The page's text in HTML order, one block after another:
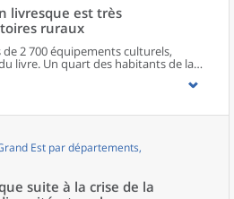
livresque est très
ruraux
2 700 équipements culturels,
livre. Un quart des habitants de la
qui n’en comporte aucun. La
des territoires urbains
l’on s’éloigne des pôles de la
ruraux disposent rarement
livresques à proximité.
Est par départements,
suite à la crise de la